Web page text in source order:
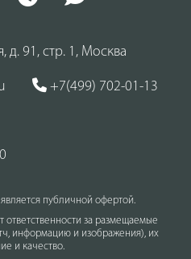
91, стр. 1, Москва
+7(499) 702-01-13
публичной офертой.
за размещаемые
информацию и изображения), их
и качество.